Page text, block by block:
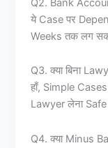
ये Case पर
Weeks तक लग
Q3. क्या बिना
हाँ, Simple
Lawyer लेना Safe
Q4. क्या Minus